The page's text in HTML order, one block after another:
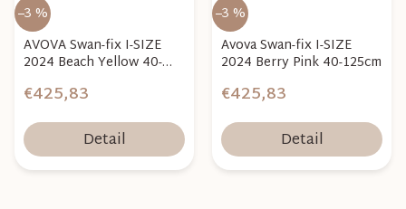
–3 %
AVOVA Swan-fix I-SIZE
2024 Beach Yellow 40-
€425,83
Detail
–3 %
Avova Swan-fix I-SIZE
2024 Berry Pink 40-125cm
€425,83
Detail